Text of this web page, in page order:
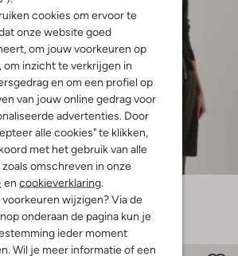
cookies om ervoor te
onze website goed
om jouw voorkeuren op
om inzicht te verkrijgen in
en om een profiel op
van jouw online gedrag voor
advertenties. Door
alle cookies" te klikken,
met het gebruik van alle
omschreven in onze
en cookieverklaring
voorkeuren wijzigen? Via de
onderaan de pagina kun je
ieder moment
Wil je meer informatie of een
Laatste items
-50%
Minus
Mini jurk
€ 99,95 € 49,99